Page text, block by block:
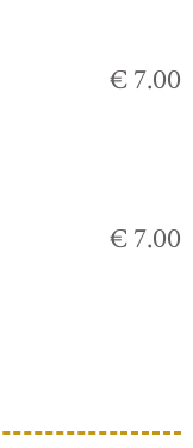
€ 7.00
€ 7.00